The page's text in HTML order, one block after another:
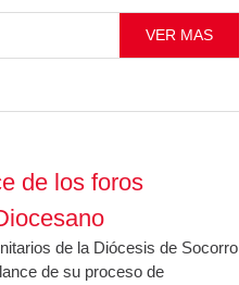
VER MAS
de los foros
de la Diócesis de Socorro
de su proceso de